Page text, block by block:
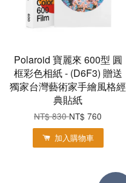
Polaroid 寶麗來 600型 圓
框彩色相紙 - (D6F3) 贈送
獨家台灣藝術家手繪風格經
典貼紙
NT$ 830NT$ 760
加入購物車